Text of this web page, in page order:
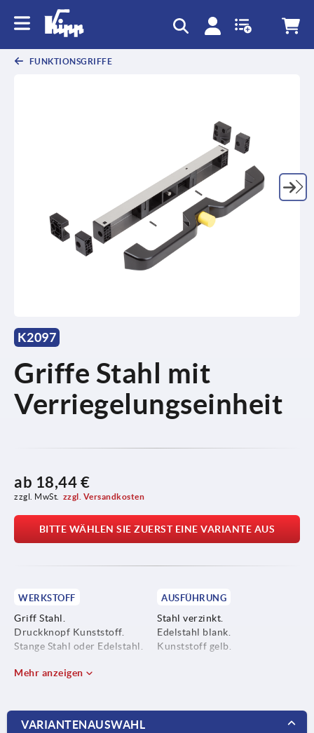
FUNKTIONSGRIFFE
K2097
Griffe Stahl mit
Verriegelungseinheit
ab 18,44 €
zzgl. MwSt. zzgl. Versandkosten
BITTE WÄHLEN SIE ZUERST EINE VARIANTE AUS
WERKSTOFF
Griff Stahl.
Druckknopf Kunststoff.
Stange Stahl oder Edelstahl.
AUSFÜHRUNG
Stahl verzinkt.
Edelstahl blank.
Kunststoff gelb.
Mehr anzeigen
VARIANTENAUSWAHL